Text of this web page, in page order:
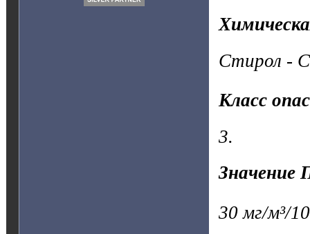
Стирол - C
Класс
3.
Значение
30 мг/м³/